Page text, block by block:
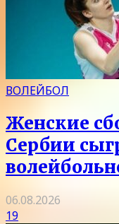
ВОЛЕЙБОЛ
Женские
Сербии
06.08.2026
19